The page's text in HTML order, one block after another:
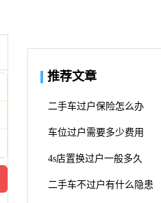
推荐文章
二手车过户保险怎么办
车位过户需要多少费用
4s店置换过户一般多久
二手车不过户有什么隐患